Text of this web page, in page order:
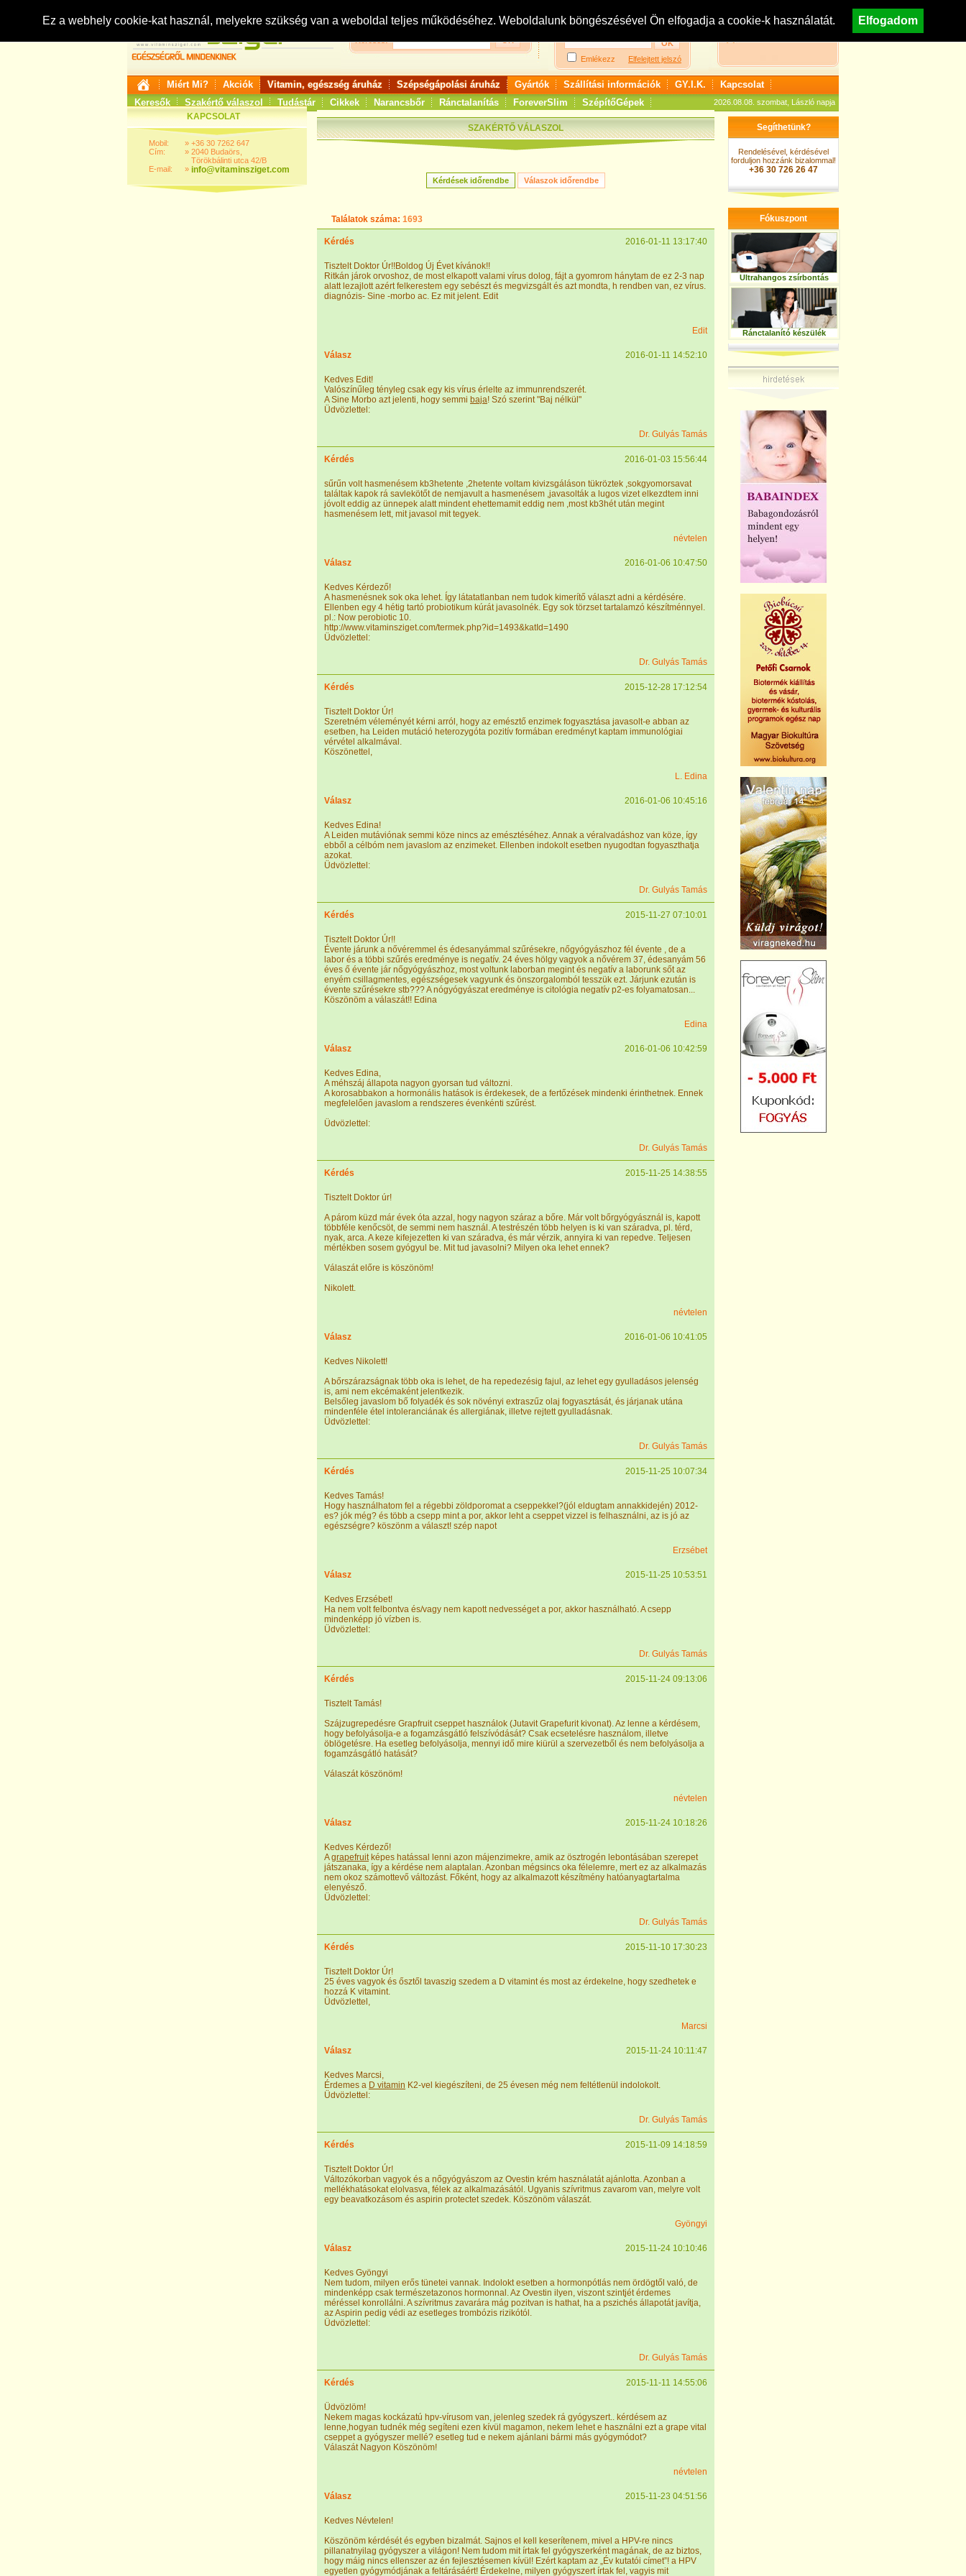
Ez a webhely cookie-kat használ, melyekre szükség van a weboldal teljes működéséhez. Weboldalunk böngészésével Ön elfogadja a cookie-k használatát. Elfogadom
Keresés:
Bejelentkezés: Regisztráció
Emlékezz Elfelejtett jelszó
Nézzen körül áruházunkban!
Miért Mi? Akciók Vitamin, egészség áruház Szépségápolási áruház Gyártók Szállítási információk GY.I.K.
Kapcsolat
Keresők
Szakértő válaszol Tudástár Cikkek Narancsbőr Ránctalanítás ForeverSlim SzépítőGépek 2026.08.08. szombat, László napja
KAPCSOLAT
Mobil:
Cím:
E-mail:
»
»
»
+36 30 7262 647
2040 Budaörs,
Törökbálinti utca 42/B
info@vitaminsziget.com
SZAKÉRTŐ VÁLASZOL
Találatok száma: 1693
Kérdés 2016-01-11 13:17:40
Tisztelt Doktor Úr!!Boldog Új Évet kívánok!!
Ritkán járok orvoshoz, de most elkapott valami vírus dolog, fájt a gyomrom hánytam de ez 2-3 nap
alatt lezajlott azért felkerestem egy sebészt és megvizsgált és azt mondta, h rendben van, ez vírus.
diagnózis- Sine -morbo ac. Ez mit jelent. Edit
Edit
Válasz 2016-01-11 14:52:10
Kedves Edit!
Valószínűleg tényleg csak egy kis vírus érlelte az immunrendszerét.
A Sine Morbo azt jelenti, hogy semmi baja! Szó szerint "Baj nélkül"
Üdvözlettel:
Dr. Gulyás Tamás
Kérdés 2016-01-03 15:56:44
sűrűn volt hasmenésem kb3hetente ,2hetente voltam kivizsgáláson tükröztek ,sokgyomorsavat
találtak kapok rá savlekötőt de nemjavult a hasmenésem ,javasolták a lugos vizet elkezdtem inni
jóvolt eddig az ünnepek alatt mindent ehettemamit eddig nem ,most kb3hét után megint
hasmenésem lett, mit javasol mit tegyek.
névtelen
Válasz 2016-01-06 10:47:50
Kedves Kérdező!
A hasmenésnek sok oka lehet. Így látatatlanban nem tudok kimerítő választ adni a kérdésére.
Ellenben egy 4 hétig tartó probiotikum kúrát javasolnék. Egy sok törzset tartalamzó készítménnyel.
pl.: Now perobiotic 10.
http://www.vitaminsziget.com/termek.php?id=1493&katId=1490
Üdvözlettel:
Dr. Gulyás Tamás
Kérdés 2015-12-28 17:12:54
Tisztelt Doktor Úr!
Szeretném véleményét kérni arról, hogy az emésztő enzimek fogyasztása javasolt-e abban az
esetben, ha Leiden mutáció heterozygóta pozitív formában eredményt kaptam immunológiai
vérvétel alkalmával.
Köszönettel,
L. Edina
Válasz 2016-01-06 10:45:16
Kedves Edina!
A Leiden mutáviónak semmi köze nincs az emésztéséhez. Annak a véralvadáshoz van köze, így
ebből a célbóm nem javaslom az enzimeket. Ellenben indokolt esetben nyugodtan fogyaszthatja
azokat.
Üdvözlettel:
Dr. Gulyás Tamás
Kérdés 2015-11-27 07:10:01
Tisztelt Doktor Úr!!
Évente járunk a nővéremmel és édesanyámmal szűrésekre, nőgyógyászhoz fél évente , de a
labor és a többi szűrés eredménye is negatív. 24 éves hölgy vagyok a nővérem 37, édesanyám 56
éves ő évente jár nőgyógyászhoz, most voltunk laborban megint és negatív a laborunk sőt az
enyém csillagmentes, egészségesek vagyunk és önszorgalomból tesszük ezt. Járjunk ezután is
évente szűrésekre stb??? A nógyógyászat eredménye is citológia negatív p2-es folyamatosan...
Köszönöm a válaszát!! Edina
Edina
Válasz 2016-01-06 10:42:59
Kedves Edina,
A méhszáj állapota nagyon gyorsan tud változni.
A korosabbakon a hormonális hatások is érdekesek, de a fertőzések mindenki érinthetnek. Ennek
megfelelően javaslom a rendszeres évenkénti szűrést.
Üdvözlettel:
Dr. Gulyás Tamás
Kérdés 2015-11-25 14:38:55
Tisztelt Doktor úr!
A párom küzd már évek óta azzal, hogy nagyon száraz a bőre. Már volt bőrgyógyásznál is, kapott
többféle kenőcsöt, de semmi nem használ. A testrészén több helyen is ki van száradva, pl. térd,
nyak, arca. A keze kifejezetten ki van száradva, és már vérzik, annyira ki van repedve. Teljesen
mértékben sosem gyógyul be. Mit tud javasolni? Milyen oka lehet ennek?
Válaszát előre is köszönöm!
Nikolett.
névtelen
Válasz 2016-01-06 10:41:05
Kedves Nikolett!
A bőrszárazságnak több oka is lehet, de ha repedezésig fajul, az lehet egy gyulladásos jelenség
is, ami nem ekcémaként jelentkezik.
Belsőleg javaslom bő folyadék és sok növényi extraszűz olaj fogyasztását, és járjanak utána
mindenféle étel intoleranciának és allergiának, illetve rejtett gyulladásnak.
Üdvözlettel:
Dr. Gulyás Tamás
Kérdés 2015-11-25 10:07:34
Kedves Tamás!
Hogy használhatom fel a régebbi zöldporomat a cseppekkel?(jól eldugtam annakkidején) 2012-
es? jók még? és több a csepp mint a por, akkor leht a cseppet vizzel is felhasználni, az is jó az
egészségre? köszönm a választ! szép napot
Erzsébet
Válasz 2015-11-25 10:53:51
Kedves Erzsébet!
Ha nem volt felbontva és/vagy nem kapott nedvességet a por, akkor használható. A csepp
mindenképp jó vízben is.
Üdvözlettel:
Dr. Gulyás Tamás
Kérdés 2015-11-24 09:13:06
Tisztelt Tamás!
Szájzugrepedésre Grapfruit cseppet használok (Jutavit Grapefurit kivonat). Az lenne a kérdésem,
hogy befolyásolja-e a fogamzásgátló felszívódását? Csak ecsetelésre használom, illetve
öblögetésre. Ha esetleg befolyásolja, mennyi idő mire kiürül a szervezetből és nem befolyásolja a
fogamzásgátló hatását?
Válaszát köszönöm!
névtelen
Válasz 2015-11-24 10:18:26
Kedves Kérdező!
Agrapefruitképes hatással lenni azon májenzimekre, amik az ösztrogén lebontásában szerepet
játszanaka, így a kérdése nem alaptalan. Azonban mégsincs oka félelemre, mert ez az alkalmazás
nem okoz számottevő változást. Főként, hogy az alkalmazott készítmény hatóanyagtartalma
elenyésző.
Üdvözlettel:
Dr. Gulyás Tamás
Kérdés 2015-11-10 17:30:23
Tisztelt Doktor Úr!
25 éves vagyok és ősztől tavaszig szedem a D vitamint és most az érdekelne, hogy szedhetek e
hozzá K vitamint.
Üdvözlettel,
Marcsi
Válasz 2015-11-24 10:11:47
Kedves Marcsi,
Érdemes a D vitamin K2-vel kiegészíteni, de 25 évesen még nem feltétlenül indolokolt.
Üdvözlettel:
Dr. Gulyás Tamás
Kérdés 2015-11-09 14:18:59
Tisztelt Doktor Úr!
Változókorban vagyok és a nőgyógyászom az Ovestin krém használatát ajánlotta. Azonban a
mellékhatásokat elolvasva, félek az alkalmazásától. Ugyanis szívritmus zavarom van, melyre volt
egy beavatkozásom és aspirin protectet szedek. Köszönöm válaszát.
Gyöngyi
Válasz 2015-11-24 10:10:46
Kedves Gyöngyi
Nem tudom, milyen erős tünetei vannak. Indolokt esetben a hormonpótlás nem ördögtől való, de
mindenképp csak természetazonos hormonnal. Az Ovestin ilyen, viszont szintjét érdemes
méréssel konrollálni. A szívritmus zavarára mág pozitvan is hathat, ha a pszichés állapotát javítja,
az Aspirin pedig védi az esetleges trombózis rizikótól.
Üdvözlettel:
Dr. Gulyás Tamás
Kérdés 2015-11-11 14:55:06
Üdvözlöm!
Nekem magas kockázatú hpv-vírusom van, jelenleg szedek rá gyógyszert.. kérdésem az
lenne,hogyan tudnék még segíteni ezen kívül magamon, nekem lehet e használni ezt a grape vital
cseppet a gyógyszer mellé? esetleg tud e nekem ajánlani bármi más gyógymódot?
Válaszát Nagyon Köszönöm!
névtelen
Válasz 2015-11-23 04:51:56
Kedves Névtelen!
Köszönöm kérdését és egyben bizalmát. Sajnos el kell keserítenem, mivel a HPV-re nincs
pillanatnyilag gyógyszer a világon! Nem tudom mit írtak fel gyógyszerként magának, de az biztos,
hogy máig nincs ellenszer az én fejlesztésemen kívül! Ezért kaptam az „Év kutatói címet”! a HPV
egyetlen gyógymódjának a feltárásáért! Érdekelne, milyen gyógyszert írtak fel, vagyis mit
Segíthetünk?
Rendelésével, kérdésével
forduljon hozzánk bizalommal!
+36 30 726 26 47
Fókuszpont
Ultrahangos zsírbontás
Ránctalanító készülék